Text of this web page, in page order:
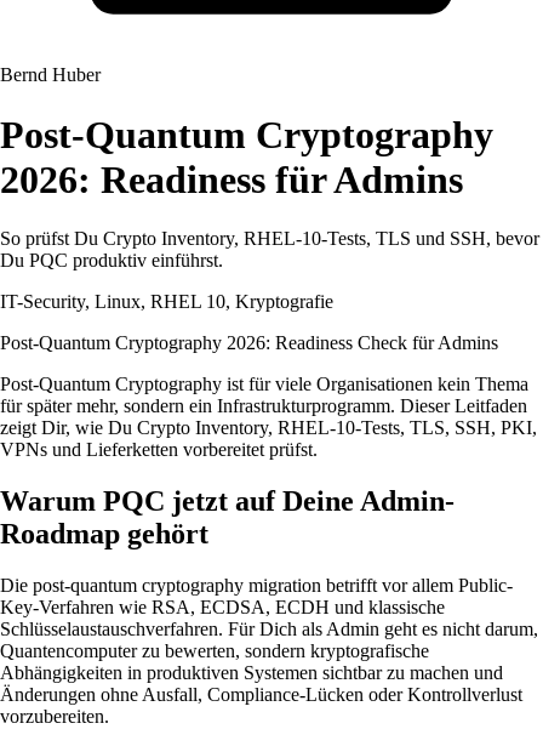
Bernd Huber
Post-Quantum Cryptography
2026: Readiness für Admins
So prüfst Du Crypto Inventory, RHEL-10-Tests, TLS und SSH, bevor
Du PQC produktiv einführst.
IT-Security, Linux, RHEL 10, Kryptografie
Post-Quantum Cryptography 2026: Readiness Check für Admins
Post-Quantum Cryptography ist für viele Organisationen kein Thema
für später mehr, sondern ein Infrastrukturprogramm. Dieser Leitfaden
zeigt Dir, wie Du Crypto Inventory, RHEL-10-Tests, TLS, SSH, PKI,
VPNs und Lieferketten vorbereitet prüfst.
Warum PQC jetzt auf Deine Admin-
Roadmap gehört
Die post-quantum cryptography migration betrifft vor allem Public-
Key-Verfahren wie RSA, ECDSA, ECDH und klassische
Schlüsselaustauschverfahren. Für Dich als Admin geht es nicht darum,
Quantencomputer zu bewerten, sondern kryptografische
Abhängigkeiten in produktiven Systemen sichtbar zu machen und
Änderungen ohne Ausfall, Compliance-Lücken oder Kontrollverlust
vorzubereiten.